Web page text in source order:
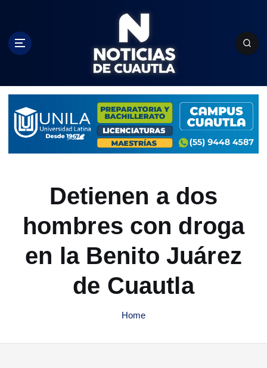
c
Detienen a dos
hombres con droga
en la Benito Juárez
de Cuautla
Home